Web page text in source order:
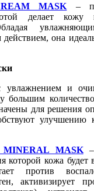
MASK –
делает кожу
она
увлажнением и
большим
для решения
улучшению
MINERAL MASK–
которой кожа будет
против
активизирует